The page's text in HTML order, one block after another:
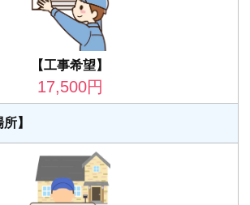
【工事希望】
17,500円
】